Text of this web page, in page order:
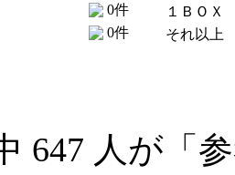
0件
0件
１ＢＯＸ
それ以上
647 人が「